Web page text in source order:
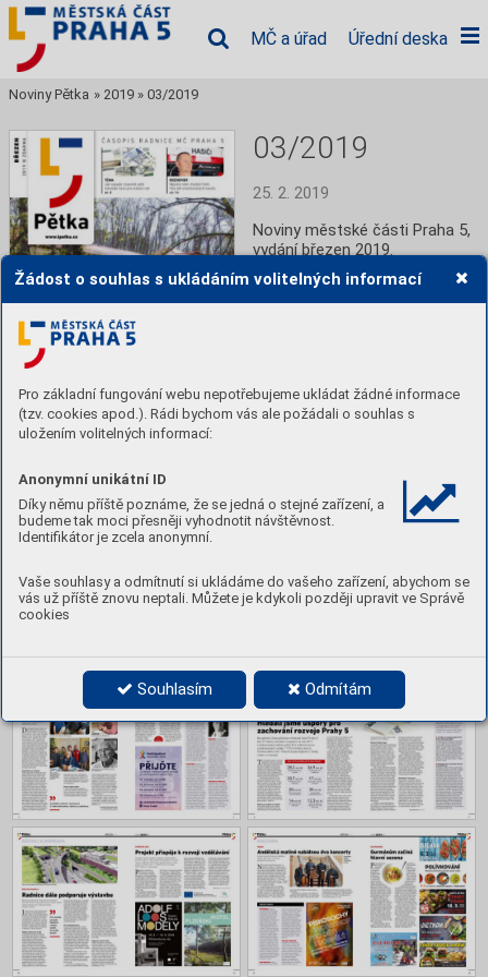
Žádost o souhlas s ukládáním volitelných informací
Pro základní fungování webu nepotřebujeme ukládat žádné informace
(tzv. cookies apod.). Rádi bychom vás ale požádali o souhlas s
uložením volitelných informací:
Anonymní unikátní ID
Díky němu příště poznáme, že se jedná o stejné zařízení, a
budeme tak moci přesněji vyhodnotit návštěvnost.
Identifikátor je zcela anonymní.
Vaše souhlasy a odmítnutí si ukládáme do vašeho zařízení, abychom se
vás už příště znovu neptali. Můžete je kdykoli později upravit ve Správě
cookies
Souhlasím Odmítám
MČ a úřad Úřední deska
Noviny Pětka » 2019 » 03/2019
03/2019
25. 2. 2019
Noviny městské části Praha 5,
vydání březen 2019.
Číst
Obsah